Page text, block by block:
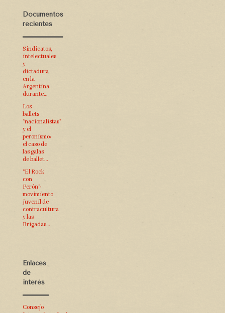
Documentos
recientes
Sindicatos,
intelectuales
y
dictadura
en la
Argentina
durante…
Los
ballets
“nacionalistas”
y el
peronismo:
el caso de
las galas
de ballet…
“El Rock
con
Perón”:
movimiento
juvenil de
contracultura
y las
Brigadas…
Enlaces
de
interés
Consejo